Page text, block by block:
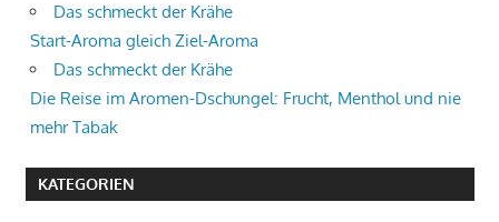
Das schmeckt der Krähe
Start-Aroma gleich Ziel-Aroma
Das schmeckt der Krähe
Die Reise im Aromen-Dschungel: Frucht, Menthol und nie
mehr Tabak
KATEGORIEN